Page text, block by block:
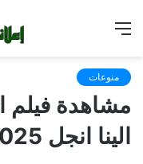
منوعات
مشاهدة فيلم
الينا انجل 2025 كامل مجانا